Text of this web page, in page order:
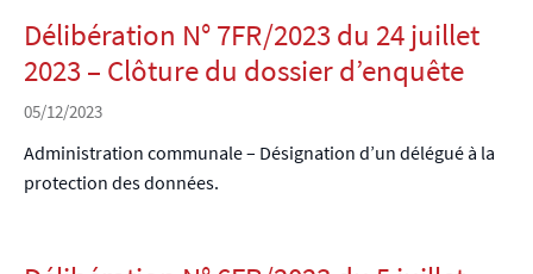
Délibération N° 7FR/2023 du 24 juillet
2023 – Clôture du dossier d’enquête
05/12/2023
Administration communale – Désignation d’un délégué à la
protection des données.